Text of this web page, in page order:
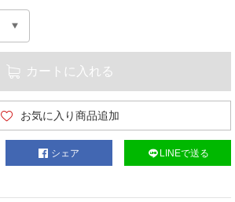
カートに入れる
お気に入り商品追加
シェア LINEで送る